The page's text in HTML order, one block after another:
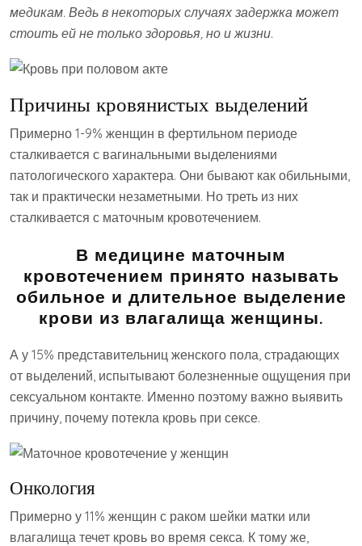
медикам. Ведь в некоторых случаях задержка может
стоить ей не только здоровья, но и жизни.
Причины кровянистых выделений
Примерно 1-9% женщин в фертильном периоде
сталкивается с вагинальными выделениями
патологического характера. Они бывают как обильными,
так и практически незаметными. Но треть из них
сталкивается с маточным кровотечением.
В медицине маточным
кровотечением принято называть
обильное и длительное выделение
крови из влагалища женщины.
А у 15% представительниц женского пола, страдающих
от выделений, испытывают болезненные ощущения при
сексуальном контакте. Именно поэтому важно выявить
причину, почему потекла кровь при сексе.
Онкология
Примерно у 11% женщин с раком шейки матки или
влагалища течет кровь во время секса. К тому же,